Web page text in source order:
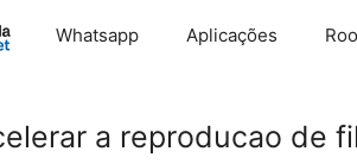
Whatsapp Aplicações
a reproducao de